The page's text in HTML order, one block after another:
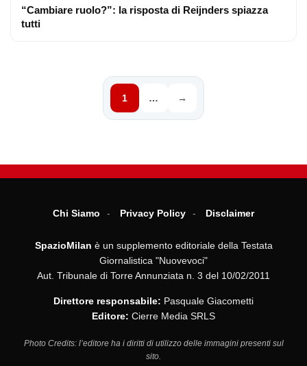
“Cambiare ruolo?”: la risposta di Reijnders spiazza
tutti
1 … →
Chi Siamo Privacy Policy Disclaimer
SpazioMilan è un supplemento editoriale della Testata
Giornalistica "Nuovevoci"
Aut. Tribunale di Torre Annunziata n. 3 del 10/02/2011
Direttore responsabile: Pasquale Giacometti
Editore: Cierre Media SRLS
Photo Credits: l’editore ha i diritti di utilizzo delle immagini presenti sul
sito.